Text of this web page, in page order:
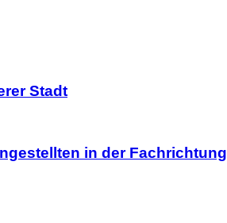
Stadt
in der Fachrichtung